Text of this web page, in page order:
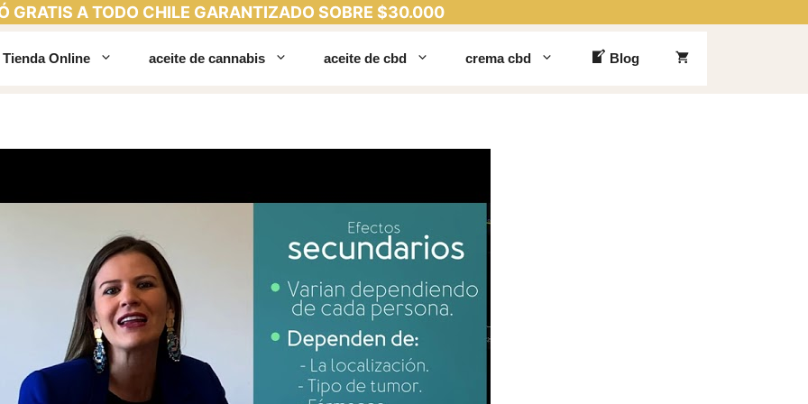
GRATIS A TODO CHILE GARANTIZADO SOBRE $30.000
Tienda Online aceite de cannabis aceite de cbd crema cbd Blog